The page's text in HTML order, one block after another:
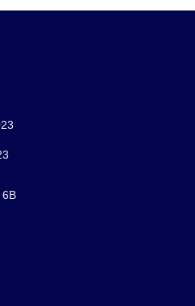
6B